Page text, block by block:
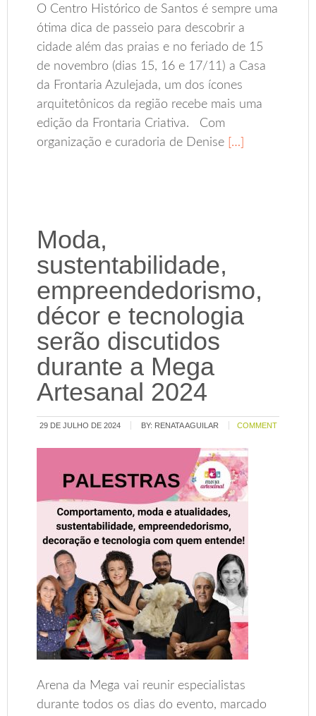
O Centro Histórico de Santos é sempre uma
ótima dica de passeio para descobrir a
cidade além das praias e no feriado de 15
de novembro (dias 15, 16 e 17/11) a Casa
da Frontaria Azulejada, um dos ícones
arquitetônicos da região recebe mais uma
edição da Frontaria Criativa. Com
organização e curadoria de Denise […]
Moda,
sustentabilidade,
empreendedorismo,
décor e tecnologia
serão discutidos
durante a Mega
Artesanal 2024
29 DE JULHO DE 2024 BY: RENATA AGUILAR COMMENT
Arena da Mega vai reunir especialistas
durante todos os dias do evento, marcado